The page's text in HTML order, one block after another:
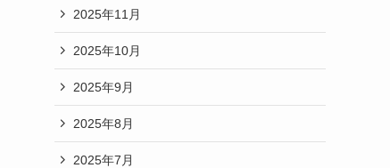
2025年11月
2025年10月
2025年9月
2025年8月
2025年7月